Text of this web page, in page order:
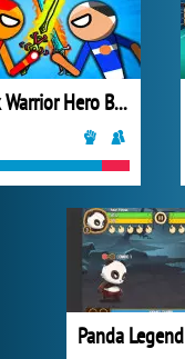
Stick Warrior Hero Battle
Panda Legend